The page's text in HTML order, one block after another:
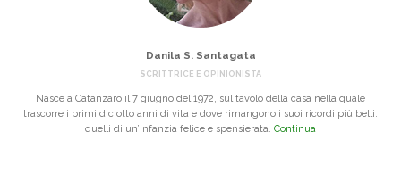
Danila S. Santagata
SCRITTRICE E OPINIONISTA
Nasce a Catanzaro il 7 giugno del 1972, sul tavolo della casa nella quale
trascorre i primi diciotto anni di vita e dove rimangono i suoi ricordi più belli:
quelli di un’infanzia felice e spensierata. Continua